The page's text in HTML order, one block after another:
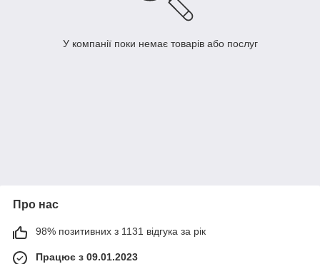
У компанії поки немає товарів або послуг
Про нас
98% позитивних з 1131 відгука за рік
Працює з 09.01.2023